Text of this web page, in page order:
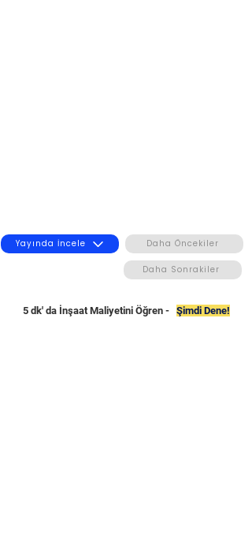
Yayında İncele Daha Öncekiler
Daha Sonrakiler
5 dk' da İnşaat Maliyetini Öğren - Şimdi Dene!